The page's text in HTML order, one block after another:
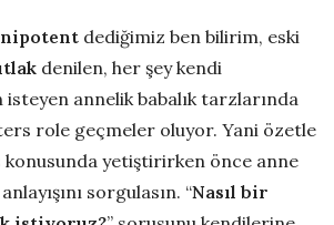
dediğimiz ben bilirim, eski
denilen, her şey kendi
annelik babalık tarzlarında
role geçmeler oluyor. Yani özetle
konusunda yetiştirirken önce anne
sorgulasın. “Nasıl bir